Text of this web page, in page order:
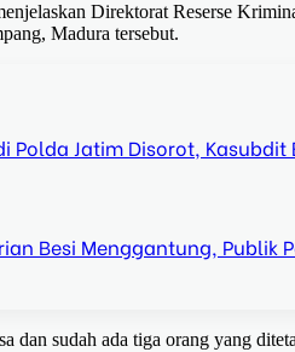
Direktorat Reserse
Madura tersebut.
Polda Jatim Disorot,
Besi Menggantung, Publik
dan sudah ada tiga orang yang